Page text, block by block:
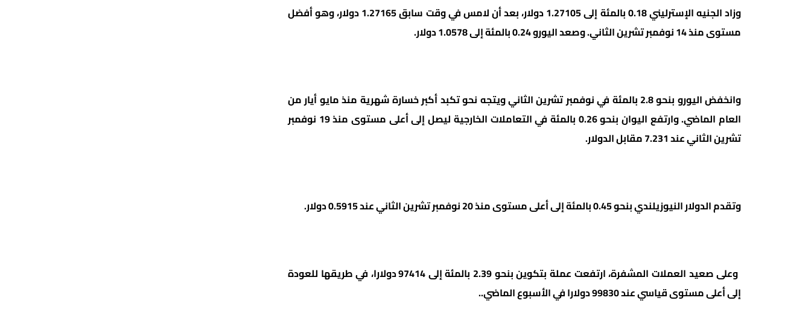
وزاد الجنيه الإسترليني 0.18 بالمئة إلى 1.27105 دولار، بعد أن لامس في وقت سابق 1.27165 دولار، وهو أفضل
مستوى منذ 14 نوفمبر تشرين الثاني. وصعد اليورو 0.24 بالمئة إلى 1.0578 دولار.
وانخفض اليورو بنحو 2.8 بالمئة في نوفمبر تشرين الثاني ويتجه نحو تكبد أكبر خسارة شهرية منذ مايو أيار من
العام الماضي. وارتفع اليوان بنحو 0.26 بالمئة في التعاملات الخارجية ليصل إلى أعلى مستوى منذ 19 نوفمبر
تشرين الثاني عند 7.231 مقابل الدولار.
وتقدم الدولار النيوزيلندي بنحو 0.45 بالمئة إلى أعلى مستوى منذ 20 نوفمبر تشرين الثاني عند 0.5915 دولار.
وعلى صعيد العملات المشفرة، ارتفعت عملة بتكوين بنحو 2.39 بالمئة إلى 97414 دولارا، في طريقها للعودة
إلى أعلى مستوى قياسي عند 99830 دولارا في الأسبوع الماضي..